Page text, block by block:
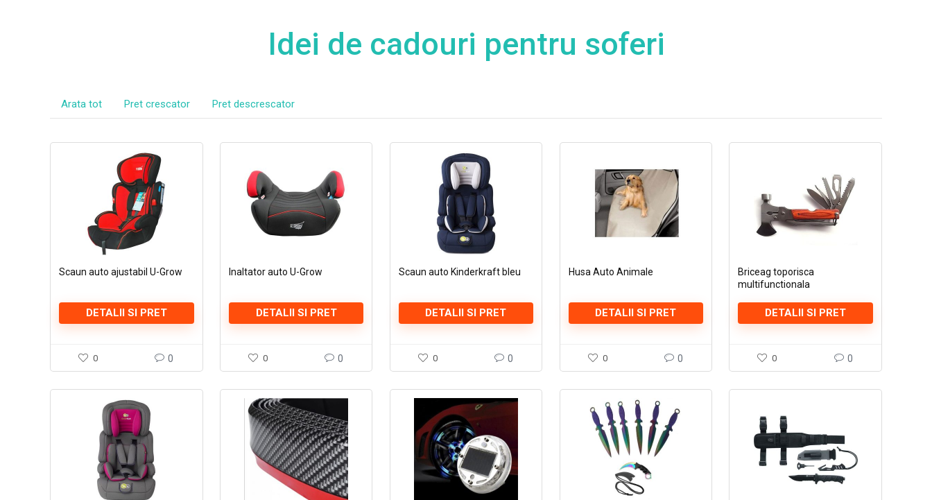
Idei de cadouri pentru soferi
Arata tot Pret crescator Pret descrescator
Scaun auto ajustabil U-Grow
DETALII SI PRET
0 0
Inaltator auto U-Grow
DETALII SI PRET
0 0
Scaun auto Kinderkraft bleu
DETALII SI PRET
0 0
Husa Auto Animale
DETALII SI PRET
0 0
Briceag toporisca
multifunctionala
DETALII SI PRET
0 0